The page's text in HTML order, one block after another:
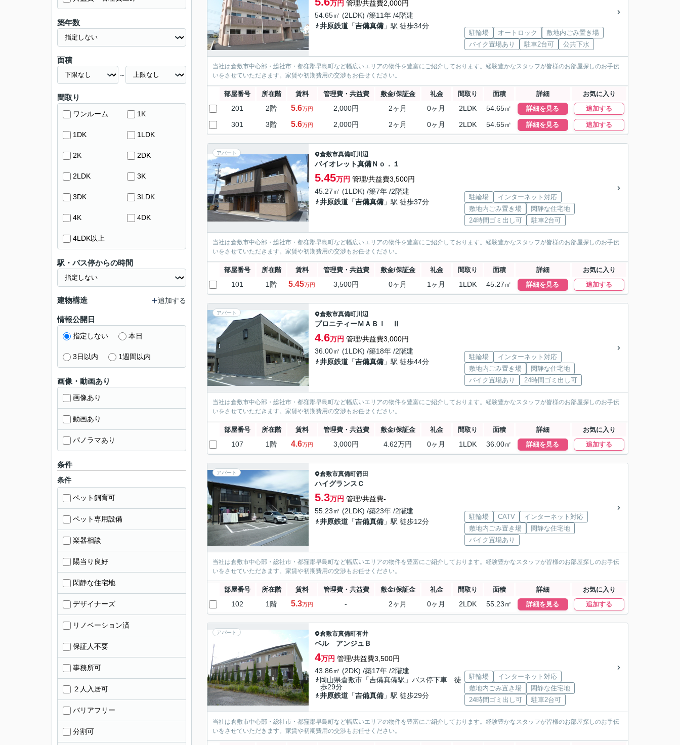
万円 管理/共益費2,000円
54.65㎡ (2LDK) /築11年 /4階建
井原鉄道 「吉備真備 」駅 徒歩34分
駐輪場 オートロック
敷地内ごみ置き場
バイク置場あり
駐車2台可 公共下水
当社は倉敷市中心部・総社市・都窪郡早島町など幅広いエリアの物件を豊富にご紹介しております。経験豊かなスタッフが皆様のお部屋探しのお手伝
いをさせていただきます。家賃や初期費用の交渉もお任せください。
部屋番号 所在階 賃料 管理費・共益費 敷金/保証金 礼金 間取り 面積 詳細 お気に入り
201 2階 5.6万円 2,000円 2ヶ月 0ヶ月 2LDK 54.65㎡ 詳細を見る 追加する
301 3階 5.6万円 2,000円 2ヶ月 0ヶ月 2LDK 54.65㎡ 詳細を見る 追加する
アパート 倉敷市真備町川辺
バイオレット真備Ｎｏ．１
5.45万円 管理/共益費3,500円
45.27㎡ (1LDK) /築7年 /2階建
井原鉄道 「吉備真備 」駅 徒歩37分
駐輪場
インターネット対応
敷地内ごみ置き場
閑静な住宅地
24時間ゴミ出し可
駐車2台可
当社は倉敷市中心部・総社市・都窪郡早島町など幅広いエリアの物件を豊富にご紹介しております。経験豊かなスタッフが皆様のお部屋探しのお手伝
いをさせていただきます。家賃や初期費用の交渉もお任せください。
部屋番号 所在階 賃料 管理費・共益費 敷金/保証金 礼金 間取り 面積 詳細 お気に入り
101 1階 5.45万円 3,500円 0ヶ月 1ヶ月 1LDK 45.27㎡ 詳細を見る 追加する
アパート 倉敷市真備町川辺
プロニティーＭＡＢＩ Ⅱ
4.6万円 管理/共益費3,000円
36.00㎡ (1LDK) /築18年 /2階建
井原鉄道 「吉備真備 」駅 徒歩44分
駐輪場
インターネット対応
敷地内ごみ置き場
閑静な住宅地
バイク置場あり
24時間ゴミ出し可
当社は倉敷市中心部・総社市・都窪郡早島町など幅広いエリアの物件を豊富にご紹介しております。経験豊かなスタッフが皆様のお部屋探しのお手伝
いをさせていただきます。家賃や初期費用の交渉もお任せください。
部屋番号 所在階 賃料 管理費・共益費 敷金/保証金 礼金 間取り 面積 詳細 お気に入り
107 1階 4.6万円 3,000円 4.62万円 0ヶ月 1LDK 36.00㎡ 詳細を見る 追加する
アパート 倉敷市真備町箭田
ハイグランスＣ
5.3万円 管理/共益費-
55.23㎡ (2LDK) /築23年 /2階建
井原鉄道 「吉備真備 」駅 徒歩12分
駐輪場 CATV
インターネット対応
敷地内ごみ置き場
閑静な住宅地
バイク置場あり
当社は倉敷市中心部・総社市・都窪郡早島町など幅広いエリアの物件を豊富にご紹介しております。経験豊かなスタッフが皆様のお部屋探しのお手伝
いをさせていただきます。家賃や初期費用の交渉もお任せください。
部屋番号 所在階 賃料 管理費・共益費 敷金/保証金 礼金 間取り 面積 詳細 お気に入り
102 1階 5.3万円 - 2ヶ月 0ヶ月 2LDK 55.23㎡ 詳細を見る 追加する
アパート 倉敷市真備町有井
ベル アンジュＢ
4万円 管理/共益費3,500円
43.86㎡ (2DK) /築17年 /2階建
岡山県倉敷市「吉備真備駅」バス停下車 徒
歩29分
井原鉄道 「吉備真備 」駅 徒歩29分
駐輪場
インターネット対応
敷地内ごみ置き場
閑静な住宅地
24時間ゴミ出し可
駐車2台可
当社は倉敷市中心部・総社市・都窪郡早島町など幅広いエリアの物件を豊富にご紹介しております。経験豊かなスタッフが皆様のお部屋探しのお手伝
いをさせていただきます。家賃や初期費用の交渉もお任せください。
築年数
面積
～
間取り
ワンルーム 1K
1DK 1LDK
2K 2DK
2LDK 3K
3DK 3LDK
4K 4DK
4LDK以上
駅・バス停からの時間
建物構造 追加する
情報公開日
指定しない 本日
3日以内 1週間以内
画像・動画あり
画像あり
動画あり
パノラマあり
条件
条件
ペット飼育可
ペット専用設備
楽器相談
陽当り良好
閑静な住宅地
デザイナーズ
リノベーション済
保証人不要
事務所可
２人入居可
バリアフリー
分割可